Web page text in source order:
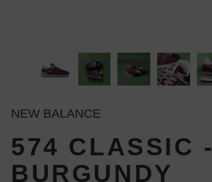
NEW BALANCE
574 CLASSIC -
BURGUNDY